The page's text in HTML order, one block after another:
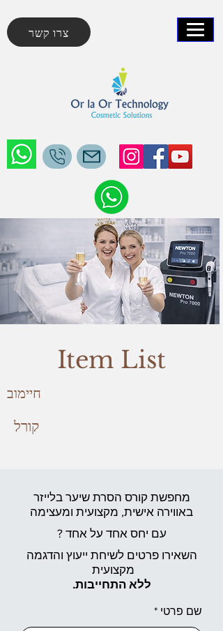
צרו קשר
Item List
חיימוב
קורל
מחפשת קורס הסרת שיער בלייזר
באווירה אישית, מקצועית ומעצימה
עם יחס אחד על אחד ?
השאירו פרטים לשיחת ייעוץ והדגמה
מקצועית
ללא התחייבות.
שם פרטי